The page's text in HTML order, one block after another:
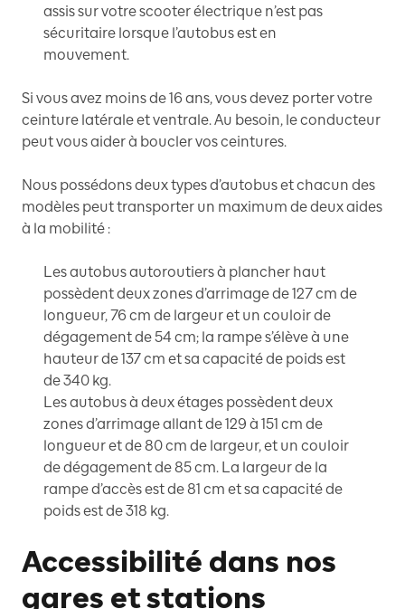
assis sur votre scooter électrique n’est pas
sécuritaire lorsque l’autobus est en
mouvement.
Si vous avez moins de 16 ans, vous devez porter votre
ceinture latérale et ventrale. Au besoin, le conducteur
peut vous aider à boucler vos ceintures.
Nous possédons deux types d’autobus et chacun des
modèles peut transporter un maximum de deux aides
à la mobilité :
Les autobus autoroutiers à plancher haut
possèdent deux zones d’arrimage de 127 cm de
longueur, 76 cm de largeur et un couloir de
dégagement de 54 cm; la rampe s’élève à une
hauteur de 137 cm et sa capacité de poids est
de 340 kg.
Les autobus à deux étages possèdent deux
zones d’arrimage allant de 129 à 151 cm de
longueur et de 80 cm de largeur, et un couloir
de dégagement de 85 cm. La largeur de la
rampe d’accès est de 81 cm et sa capacité de
poids est de 318 kg.
Accessibilité dans nos
gares et stations